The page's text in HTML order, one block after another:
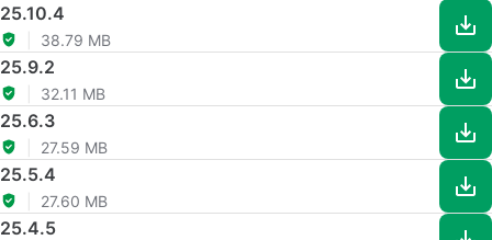
25.10.4
38.79 MB
25.9.2
32.11 MB
25.6.3
27.59 MB
25.5.4
27.60 MB
25.4.5